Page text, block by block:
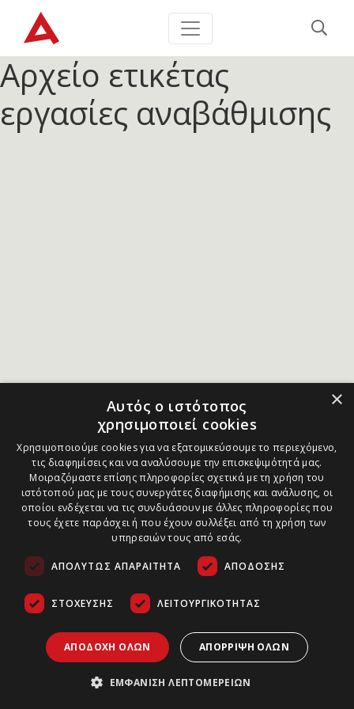
Αρχείο ετικέτας
εργασίες αναβάθμισης
×
Αυτός ο ιστότοπος
χρησιμοποιεί cookies
Χρησιμοποιούμε cookies για να εξατομικεύσουμε το περιεχόμενο,
τις διαφημίσεις και να αναλύσουμε την επισκεψιμότητά μας.
Μοιραζόμαστε επίσης πληροφορίες σχετικά με τη χρήση του
ιστότοπού μας με τους συνεργάτες διαφήμισης και ανάλυσης, οι
οποίοι ενδέχεται να τις συνδυάσουν με άλλες πληροφορίες που
τους έχετε παράσχει ή που έχουν συλλέξει από τη χρήση των
υπηρεσιών τους από εσάς.
ΑΠΟΛΎΤΩΣ ΑΠΑΡΑΊΤΗΤΑ ΑΠΌΔΟΣΗΣ
ΣΤΌΧΕΥΣΗΣ ΛΕΙΤΟΥΡΓΙΚΌΤΗΤΑΣ
ΑΠΟΔΟΧΉ ΌΛΩΝ ΑΠΌΡΡΙΨΗ ΌΛΩΝ
ΕΜΦΆΝΙΣΗ ΛΕΠΤΟΜΕΡΕΙΏΝ